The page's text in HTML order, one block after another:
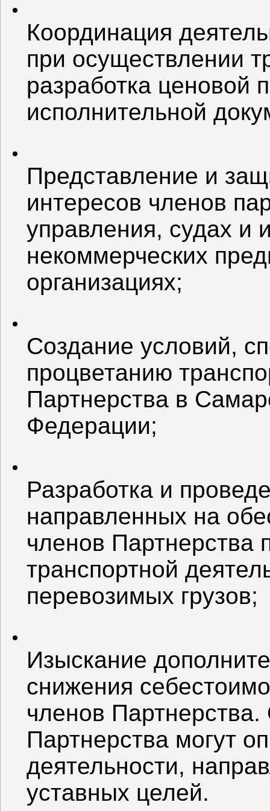
Координация
при осуществлении
разработка ценовой
исполнительной
Представление и
интересов членов
управления, судах и
некоммерческих
организациях;
Создание условий,
процветанию
Партнерства в
Федерации;
Разработка и
направленных на
членов Партнерства
транспортной
перевозимых грузов;
Изыскание
снижения
членов
Партнерства могут
деятельности,
уставных целей.